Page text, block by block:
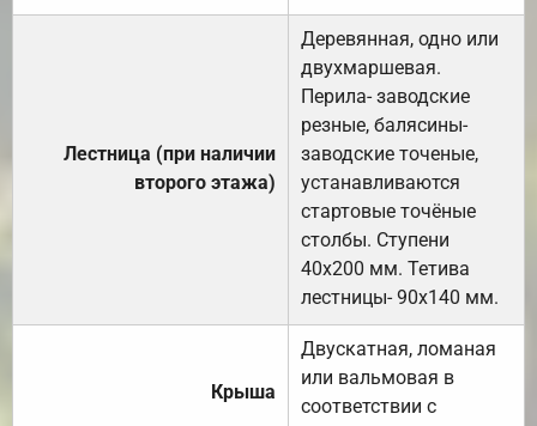
Лестница (при наличии
второго этажа)
Деревянная, одно или
двухмаршевая.
Перила- заводские
резные, балясины-
заводские точеные,
устанавливаются
стартовые точёные
столбы. Ступени
40х200 мм. Тетива
лестницы- 90х140 мм.
Крыша
Двускатная, ломаная
или вальмовая в
соответствии с